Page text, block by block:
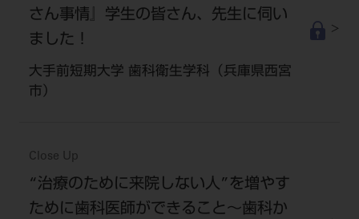
さん事情』学生の皆さん、先生に伺い
ました！
大手前短期大学 歯科衛生学科（兵庫県西宮
市）
Close Up
“治療のために来院しない人”を増やす
ために歯科医師ができること～歯科か